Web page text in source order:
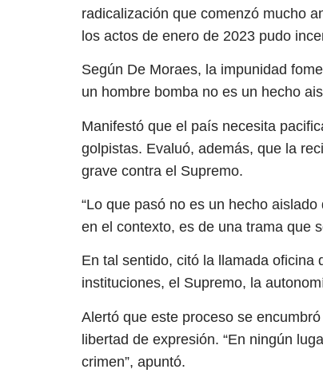
radicalización que comenzó mucho
los actos de enero de 2023 pudo
Según De Moraes, la impunidad
un hombre bomba no es un hecho
Manifestó que el país necesita
golpistas. Evaluó, además, que la
grave contra el Supremo.
“Lo que pasó no es un hecho
en el contexto, es de una trama que
En tal sentido, citó la llamada oficina
instituciones, el Supremo, la
Alertó que este proceso se
libertad de expresión. “En ningún
crimen”, apuntó.